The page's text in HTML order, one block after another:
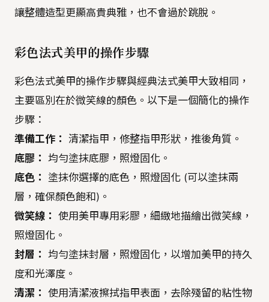
讓整體造型更顯高貴典雅，也不會過於跳脫。
彩色法式美甲的操作步驟
彩色法式美甲的操作步驟與經典法式美甲大致相同，
主要區別在於微笑線的顏色。以下是一個簡化的操作
步驟：
準備工作： 清潔指甲，修整指甲形狀，推後角質。
底膠： 均勻塗抹底膠，照燈固化。
底色：
塗抹你選擇的底色，照燈固化 (可以塗抹兩
層，確保顏色飽和)。
微笑線： 使用美甲專用彩膠，細緻地描繪出微笑線，
照燈固化。
封層： 均勻塗抹封層，照燈固化，以增加美甲的持久
度和光澤度。
清潔： 使用清潔液擦拭指甲表面，去除殘留的粘性物